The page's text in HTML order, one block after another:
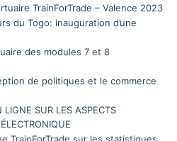
TrainForTrade – Valence 2023
du Togo: inauguration d’une
des modules 7 et 8
de politiques et le commerce
LIGNE SUR LES ASPECTS